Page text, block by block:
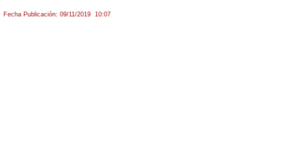
Fecha Publicación: 09/11/2019 10:07